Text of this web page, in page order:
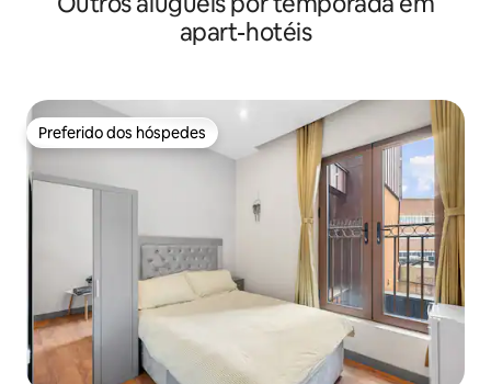
apart-hotéis
Preferido dos hóspedes
Preferido dos hóspedes